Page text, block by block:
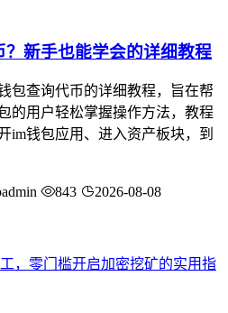
新手也能学会的详细教程
包查询代币的详细教程，旨在帮
的用户轻松掌握操作方法，教程
im钱包应用、进入资产板块，到
843 2026-08-08